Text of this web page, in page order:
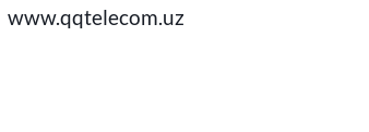
www.qqtelecom.uz